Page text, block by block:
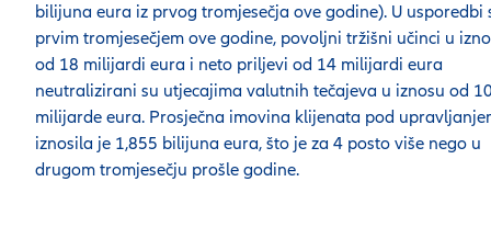
bilijuna eura iz prvog tromjesečja ove godine). U usporedbi
prvim tromjesečjem ove godine, povoljni tržišni učinci u
od 18 milijardi eura i neto priljevi od 14 milijardi eura
neutralizirani su utjecajima valutnih tečajeva u iznosu od
milijarde eura. Prosječna imovina klijenata pod
iznosila je 1,855 bilijuna eura, što je za 4 posto više nego u
drugom tromjesečju prošle godine.